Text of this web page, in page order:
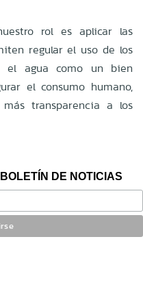
rol es aplicar las
regular el uso de los
el agua como un bien
el consumo humano,
transparencia a los
DE NOTICIAS